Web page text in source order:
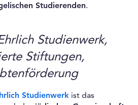
Studierenden.
Studienwerk,
Stiftungen,
Studienwerk ist das